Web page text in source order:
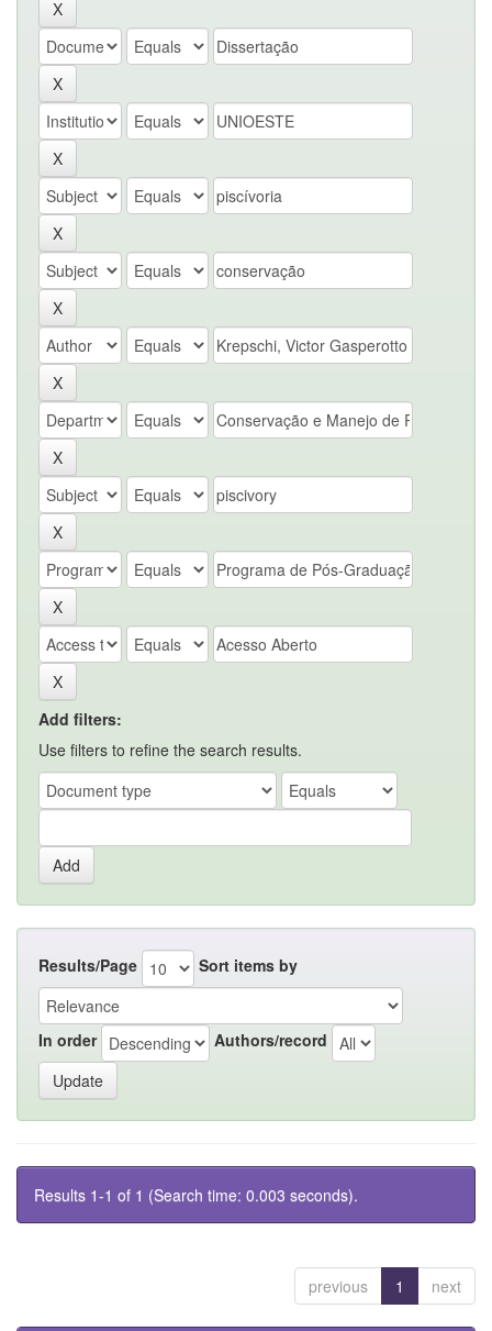
Add filters:
Use filters to refine the search results.
Results/Page Sort items by
In order Authors/record
Results 1-1 of 1 (Search time: 0.003 seconds).
previous 1 next